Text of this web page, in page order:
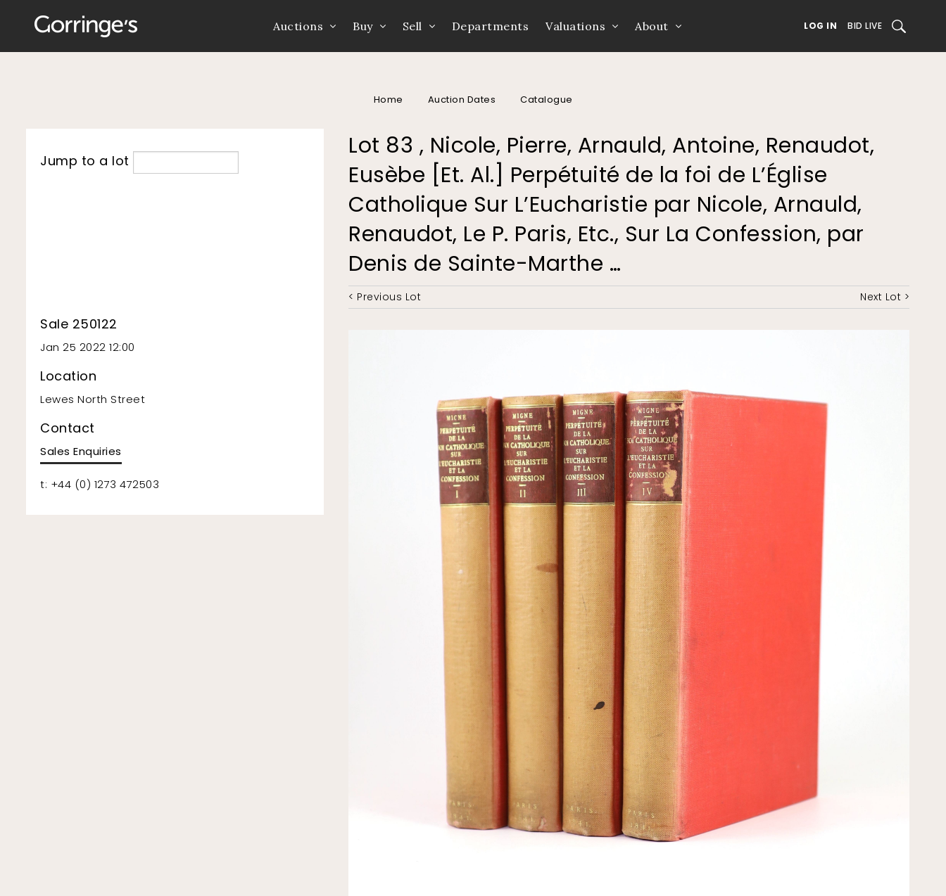
Auctions Buy Sell Departments Valuations About LOG IN BID LIVE SEARCH
Home Auction Dates Catalogue
Lot 83 , Nicole, Pierre, Arnauld, Antoine, Renaudot,
Eusèbe [Et. Al.] Perpétuité de la foi de L’Église
Catholique Sur L’Eucharistie par Nicole, Arnauld,
Renaudot, Le P. Paris, Etc., Sur La Confession, par
Denis de Sainte-Marthe …
< Previous Lot Next Lot >
Jump to a lot
Sale 250122
Jan 25 2022 12:00
Location
Lewes North Street
Contact
Sales Enquiries
t: +44 (0) 1273 472503